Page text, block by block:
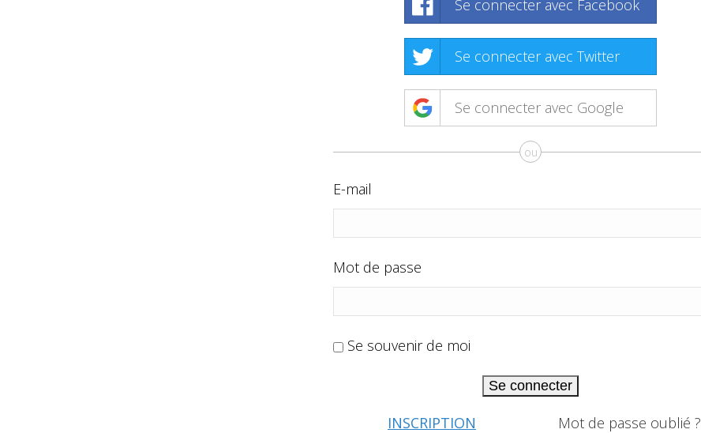
Se connecter avec Facebook
Se connecter avec Twitter
Se connecter avec Google
ou
E-mail
Mot de passe
Se souvenir de moi
Se connecter
INSCRIPTION Mot de passe oublié ?